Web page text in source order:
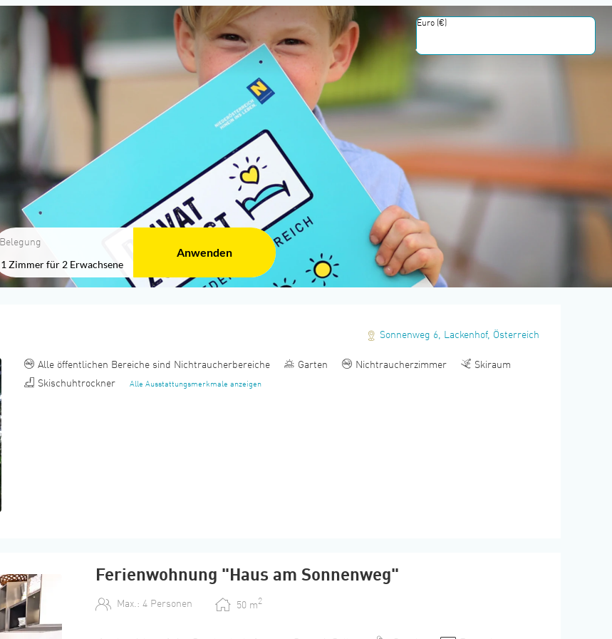
Belegung
1 Zimmerfür 2 Erwachsene
Anwenden
Euro (€)
Sonnenweg 6, Lackenhof, Österreich
Alle öffentlichen Bereiche sind Nichtraucherbereiche Garten Nichtraucherzimmer
Skiraum
Skischuhtrockner
Alle Ausstattungsmerkmale anzeigen
Ferienwohnung "Haus am Sonnenweg"
Max.: 4 Personen 50 m2